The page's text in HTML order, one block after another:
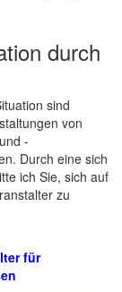
durch
sind
von
-
Durch eine sich
ich Sie, sich auf
zu
für